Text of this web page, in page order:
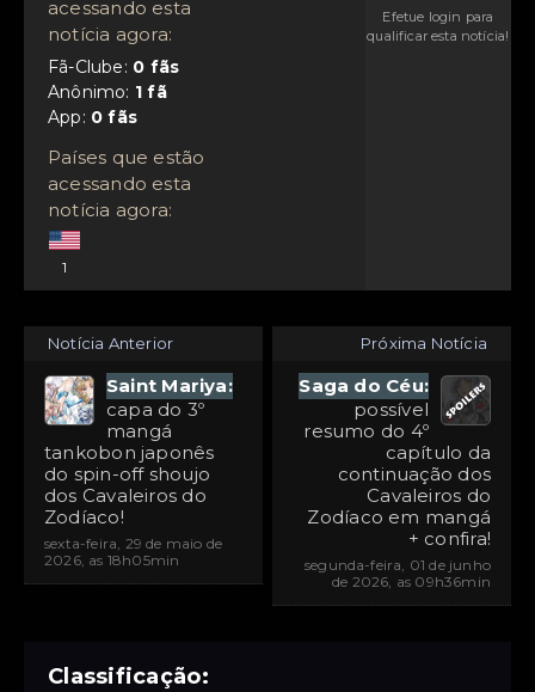
acessando esta
notícia agora:
Fã-Clube:
Anônimo:
App:
Países que estão
acessando esta
notícia agora:
1
Efetue login para
qualificar esta notícia!
Notícia Anterior
Saint Mariya:
capa do 3º
mangá
tankobon japonês
do spin-off shoujo
dos Cavaleiros do
Zodíaco!
sexta-feira, 29 de maio de
2026, as 18h05min
Próxima Notícia
Saga do Céu:
possível
resumo do 4º
capítulo da
continuação dos
Cavaleiros do
Zodíaco em mangá
+ confira!
segunda-feira, 01 de junho
de 2026, as 09h36min
Classificação: